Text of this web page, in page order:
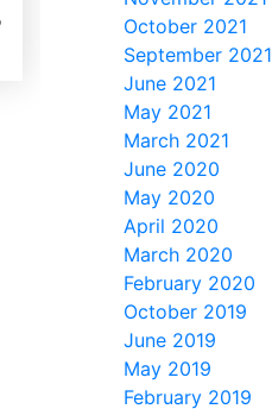
October 2021
September 2021
June 2021
May 2021
March 2021
June 2020
May 2020
April 2020
March 2020
February 2020
October 2019
June 2019
May 2019
February 2019